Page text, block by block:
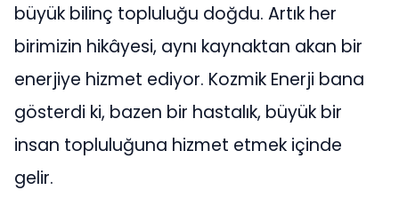
büyük bilinç topluluğu doğdu. Artık her
birimizin hikâyesi, aynı kaynaktan akan bir
enerjiye hizmet ediyor. Kozmik Enerji bana
gösterdi ki, bazen bir hastalık, büyük bir
insan topluluğuna hizmet etmek içinde
gelir.